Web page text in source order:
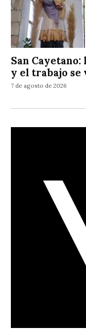
San
y el trabajo se
7 de agosto de 2026